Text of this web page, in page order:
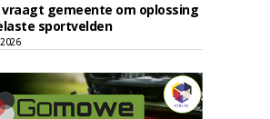
vraagt gemeente om oplossing
sportvelden